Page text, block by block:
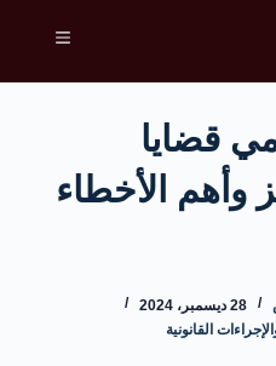
قضايا
وأهم الأخطاء
28 ديسمبر، 2024
القانونية